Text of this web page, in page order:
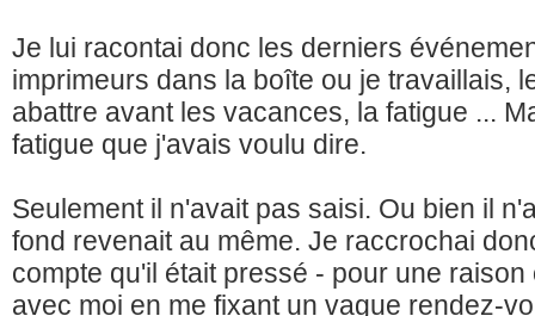
Je lui racontai donc les derniers
imprimeurs dans la boîte ou je travaillais,
abattre avant les vacances, la fatigue ...
fatigue que j'avais voulu dire.
Seulement il n'avait pas saisi. Ou bien il
fond revenait au même. Je raccrochai
compte qu'il était pressé - pour une
avec moi en me fixant un vague rendez-